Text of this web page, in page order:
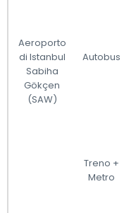
Aeroporto
di Istanbul
Sabiha
Gökçen
(SAW)
Autobus
Treno +
Metro